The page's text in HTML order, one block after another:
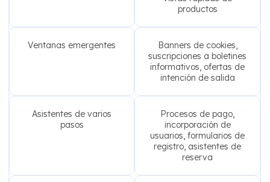
productos
Ventanas emergentes
Banners de cookies,
suscripciones a boletines
informativos, ofertas de
intención de salida
Asistentes de varios
pasos
Procesos de pago,
incorporación de
usuarios, formularios de
registro, asistentes de
reserva